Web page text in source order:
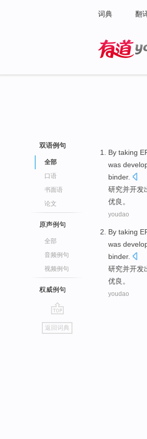
词典 翻
双语例句
全部
口语
书面语
论文
原声例句
全部
音频例句
视频例句
权威例句
go
top
返回词典
By taking
was
binder.
研究并开发
优良 。
youdao
By taking
was
binder.
研究并开发
优良 。
youdao